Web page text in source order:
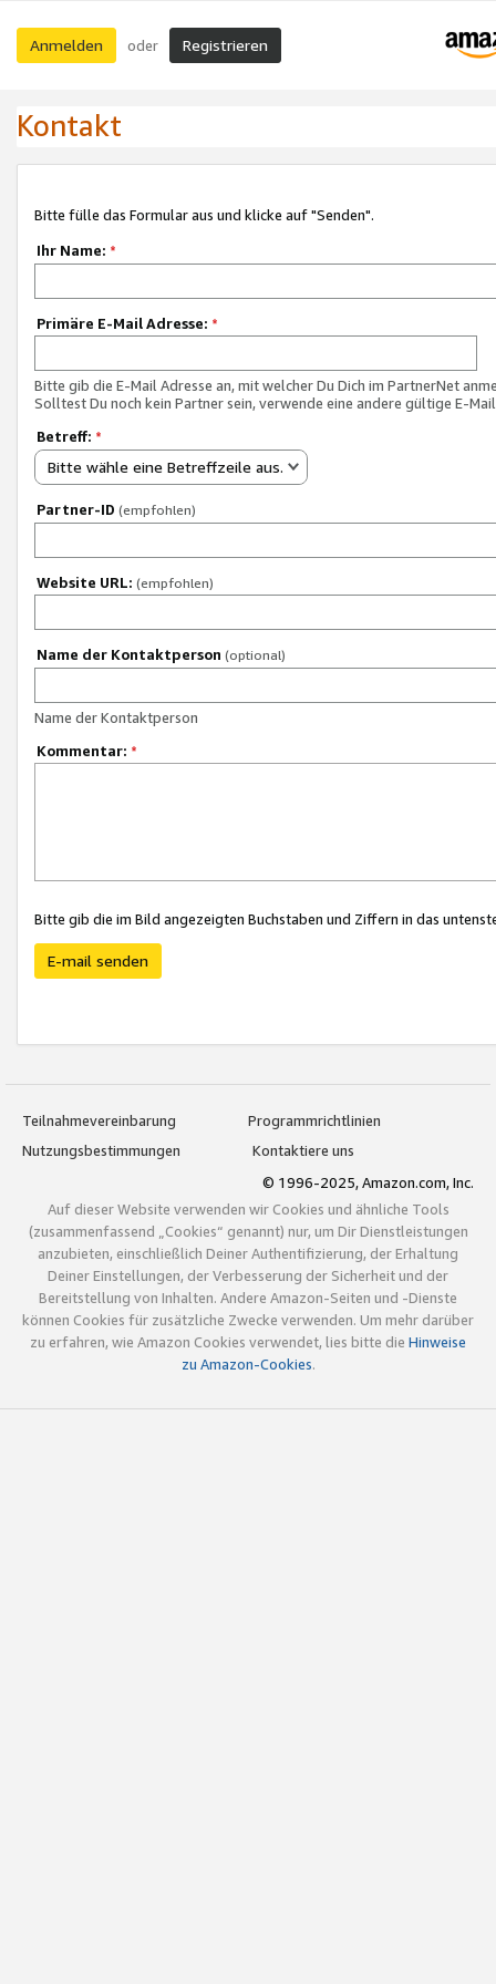
Anmelden oder Registrieren
Kontakt
Bitte fülle das Formular aus und klicke auf "Senden".
Ihr Name: *
Primäre E-Mail Adresse: *
Bitte gib die E-Mail Adresse an, mit welcher Du Dich im PartnerNet
Solltest Du noch kein Partner sein, verwende eine andere gültige E-
Betreff: *
Bitte wähle eine Betreffzeile aus.
Partner-ID (empfohlen)
Website URL: (empfohlen)
Name der Kontaktperson (optional)
Name der Kontaktperson
Kommentar: *
Bitte gib die im Bild angezeigten Buchstaben und Ziffern in das
E-mail senden
Teilnahmevereinbarung
Programmrichtlinien
Nutzungsbestimmungen
Kontaktiere uns
© 1996-2025, Amazon.com, Inc.
Auf dieser Website verwenden wir Cookies und ähnliche Tools
(zusammenfassend „Cookies“ genannt) nur, um Dir Dienstleistungen
anzubieten, einschließlich Deiner Authentifizierung, der Erhaltung
Deiner Einstellungen, der Verbesserung der Sicherheit und der
Bereitstellung von Inhalten. Andere Amazon-Seiten und -Dienste
können Cookies für zusätzliche Zwecke verwenden. Um mehr darüber
zu erfahren, wie Amazon Cookies verwendet, lies bitte die Hinweise
zu Amazon-Cookies.